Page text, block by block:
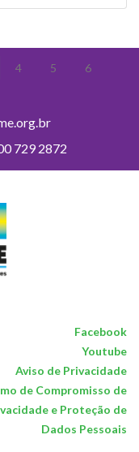
4 5 6
729 2872
Facebook
Youtube
Aviso de Privacidade
de Compromisso de
e Proteção de
Dados Pessoais